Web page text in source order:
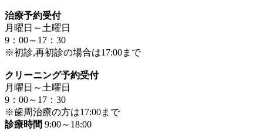
治療予約受付
月曜日～土曜日
9：00～17：30
※初診,再初診の場合は17:00まで
クリーニング予約受付
月曜日～土曜日
9：00～17：30
※歯周治療の方は17:00まで
診療時間 9:00～18:00